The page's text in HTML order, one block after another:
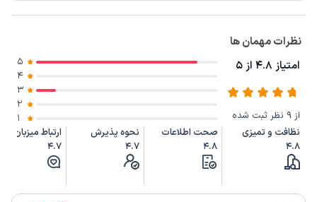
نظرات مهمان ها
امتیاز 4.8 از 5
از 9 نظر ثبت شده
5
4
3
2
1
نظافت و تمیزی
4.8
صحت اطلاعات
4.8
نحوه پذیرش
4.7
ارتباط میزبان
4.7